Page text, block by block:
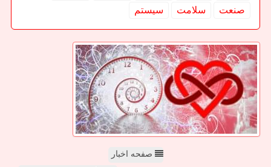
صنعت
سلامت سیستم
صفحه اخبار